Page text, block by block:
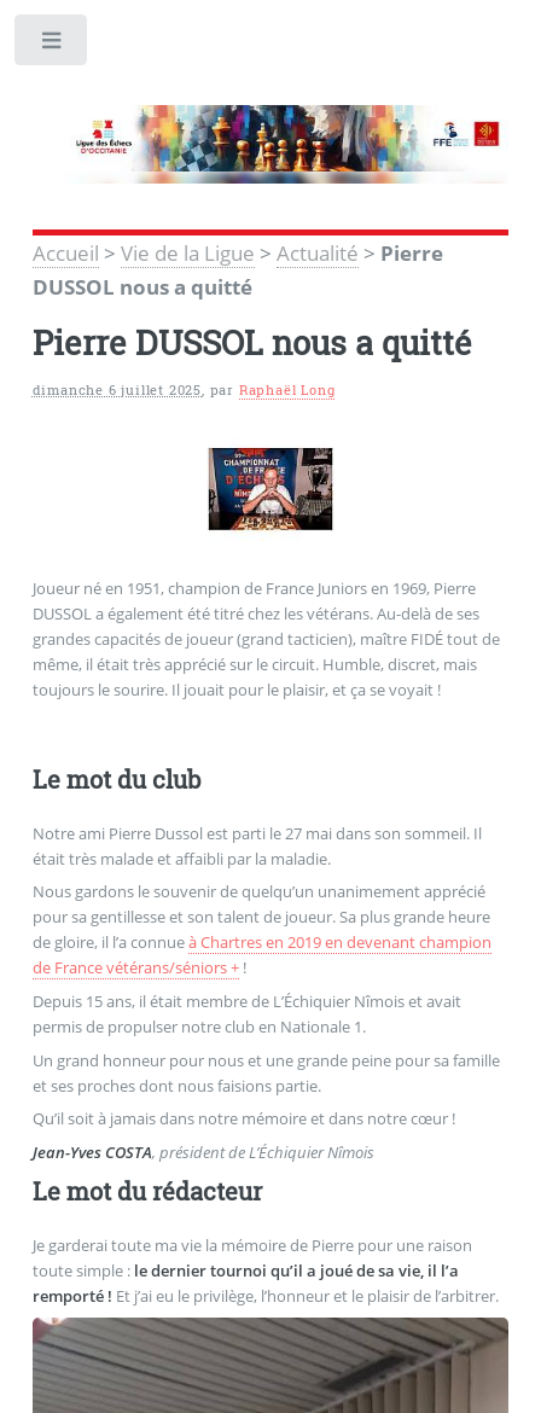
Accueil > Vie de la Ligue > Actualité > Pierre
DUSSOL nous a quitté
Pierre DUSSOL nous a quitté
dimanche 6 juillet 2025, par Raphaël Long
Joueur né en 1951, champion de France Juniors en 1969, Pierre
DUSSOL a également été titré chez les vétérans. Au-delà de ses
grandes capacités de joueur (grand tacticien), maître FIDÉ tout de
même, il était très apprécié sur le circuit. Humble, discret, mais
toujours le sourire. Il jouait pour le plaisir, et ça se voyait !
Le mot du club
Notre ami Pierre Dussol est parti le 27 mai dans son sommeil. Il
était très malade et affaibli par la maladie.
Nous gardons le souvenir de quelqu’un unanimement apprécié
pour sa gentillesse et son talent de joueur. Sa plus grande heure
de gloire, il l’a connueà Chartres en 2019 en devenant champion
de France vétérans/séniors +!
Depuis 15 ans, il était membre de L’Échiquier Nîmois et avait
permis de propulser notre club en Nationale 1.
Un grand honneur pour nous et une grande peine pour sa famille
et ses proches dont nous faisions partie.
Qu’il soit à jamais dans notre mémoire et dans notre cœur !
Jean-Yves COSTA, président de L’Échiquier Nîmois
Le mot du rédacteur
Je garderai toute ma vie la mémoire de Pierre pour une raison
toute simple : le dernier tournoi qu’il a joué de sa vie, il l’a
remporté ! Et j’ai eu le privilège, l’honneur et le plaisir de l’arbitrer.